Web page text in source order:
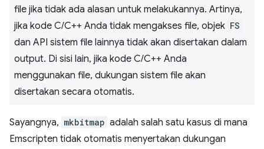
file jika tidak ada alasan untuk melakukannya. Artinya,
jika kode C/C++ Anda tidak mengakses file, objek FS
dan API sistem file lainnya tidak akan disertakan dalam
output. Di sisi lain, jika kode C/C++ Anda
menggunakan file, dukungan sistem file akan
disertakan secara otomatis.
Sayangnya, mkbitmap adalah salah satu kasus di mana
Emscripten tidak otomatis menyertakan dukungan